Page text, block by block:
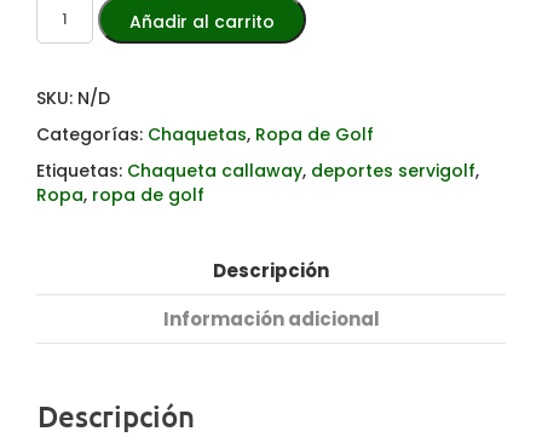
Añadir al carrito
SKU: N/D
Categorías: Chaquetas, Ropa de Golf
Etiquetas: Chaqueta callaway, deportes servigolf,
Ropa, ropa de golf
Descripción
Información adicional
Descripción